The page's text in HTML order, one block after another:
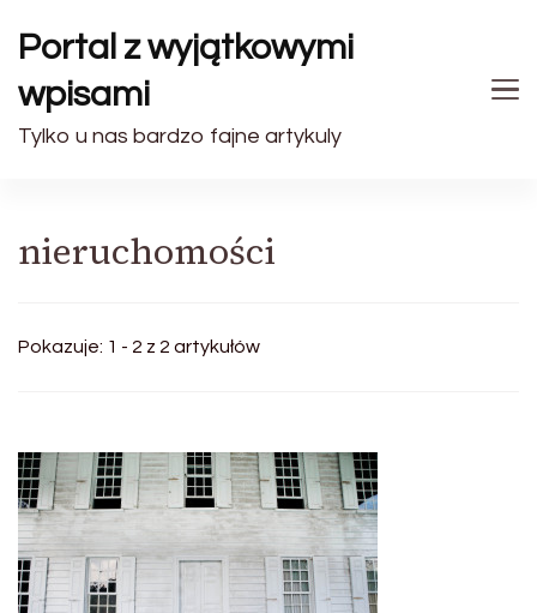
Portal z wyjątkowymi
wpisami
Tylko u nas bardzo fajne artykuly
nieruchomości
Pokazuje: 1 - 2 z 2 artykułów